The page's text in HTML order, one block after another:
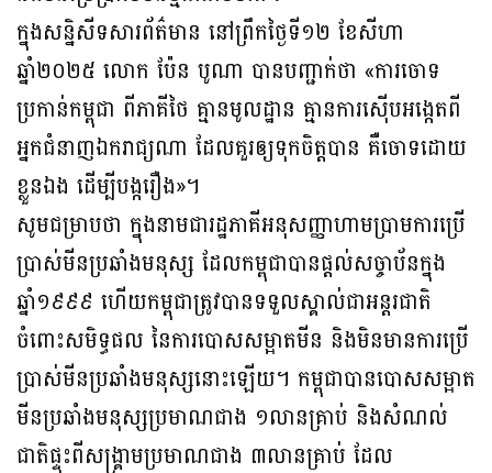
ក្នុងសន្និសីទសារព័ត៌មាន នៅព្រឹកថ្ងៃទី១២ ខែសីហា
ឆ្នាំ២០២៥ លោក ប៉ែន បូណា បានបញ្ជាក់ថា «ការចោទ
ប្រកាន់កម្ពុជា ពីភាគីថៃ គ្មានមូលដ្ឋាន គ្មានការស៊ើបអង្កេតពី
អ្នកជំនាញឯករាជ្យណា ដែលគួរឲ្យទុកចិត្តបាន គឺចោទដោយ
ខ្លួនឯង ដើម្បីបង្ករឿង»។
សូមជម្រាបថា ក្នុងនាមជារដ្ឋភាគីអនុសញ្ញាហាមប្រាមការប្រើ
ប្រាស់មីនប្រឆាំងមនុស្ស ដែលកម្ពុជាបានផ្តល់សច្ចាប័នក្នុង
ឆ្នាំ១៩៩៩ ហើយកម្ពុជាត្រូវបានទទួលស្គាល់ជាអន្តរជាតិ
ចំពោះសមិទ្ធផល នៃការបោសសម្អាតមីន និងមិនមានការប្រើ
ប្រាស់មីនប្រឆាំងមនុស្សនោះឡើយ។ កម្ពុជាបានបោសសម្អាត
មីនប្រឆាំងមនុស្សប្រមាណជាង ១លានគ្រាប់ និងសំណល់
ជាតិផ្ទុះពីសង្គ្រាមប្រមាណជាង ៣លានគ្រាប់ ដែល